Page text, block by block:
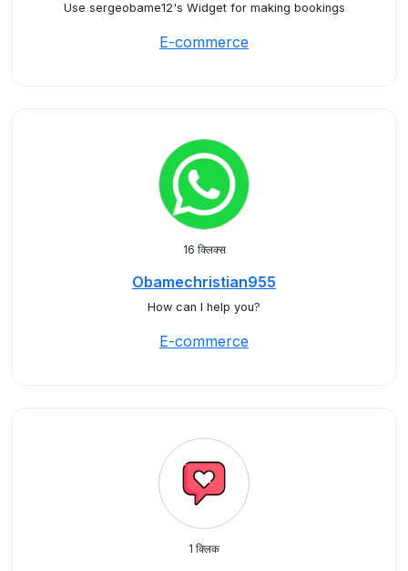
Use sergeobame12's Widget for making bookings
E-commerce
16 क्लिक्स
Obamechristian955
How can I help you?
E-commerce
1 क्लिक